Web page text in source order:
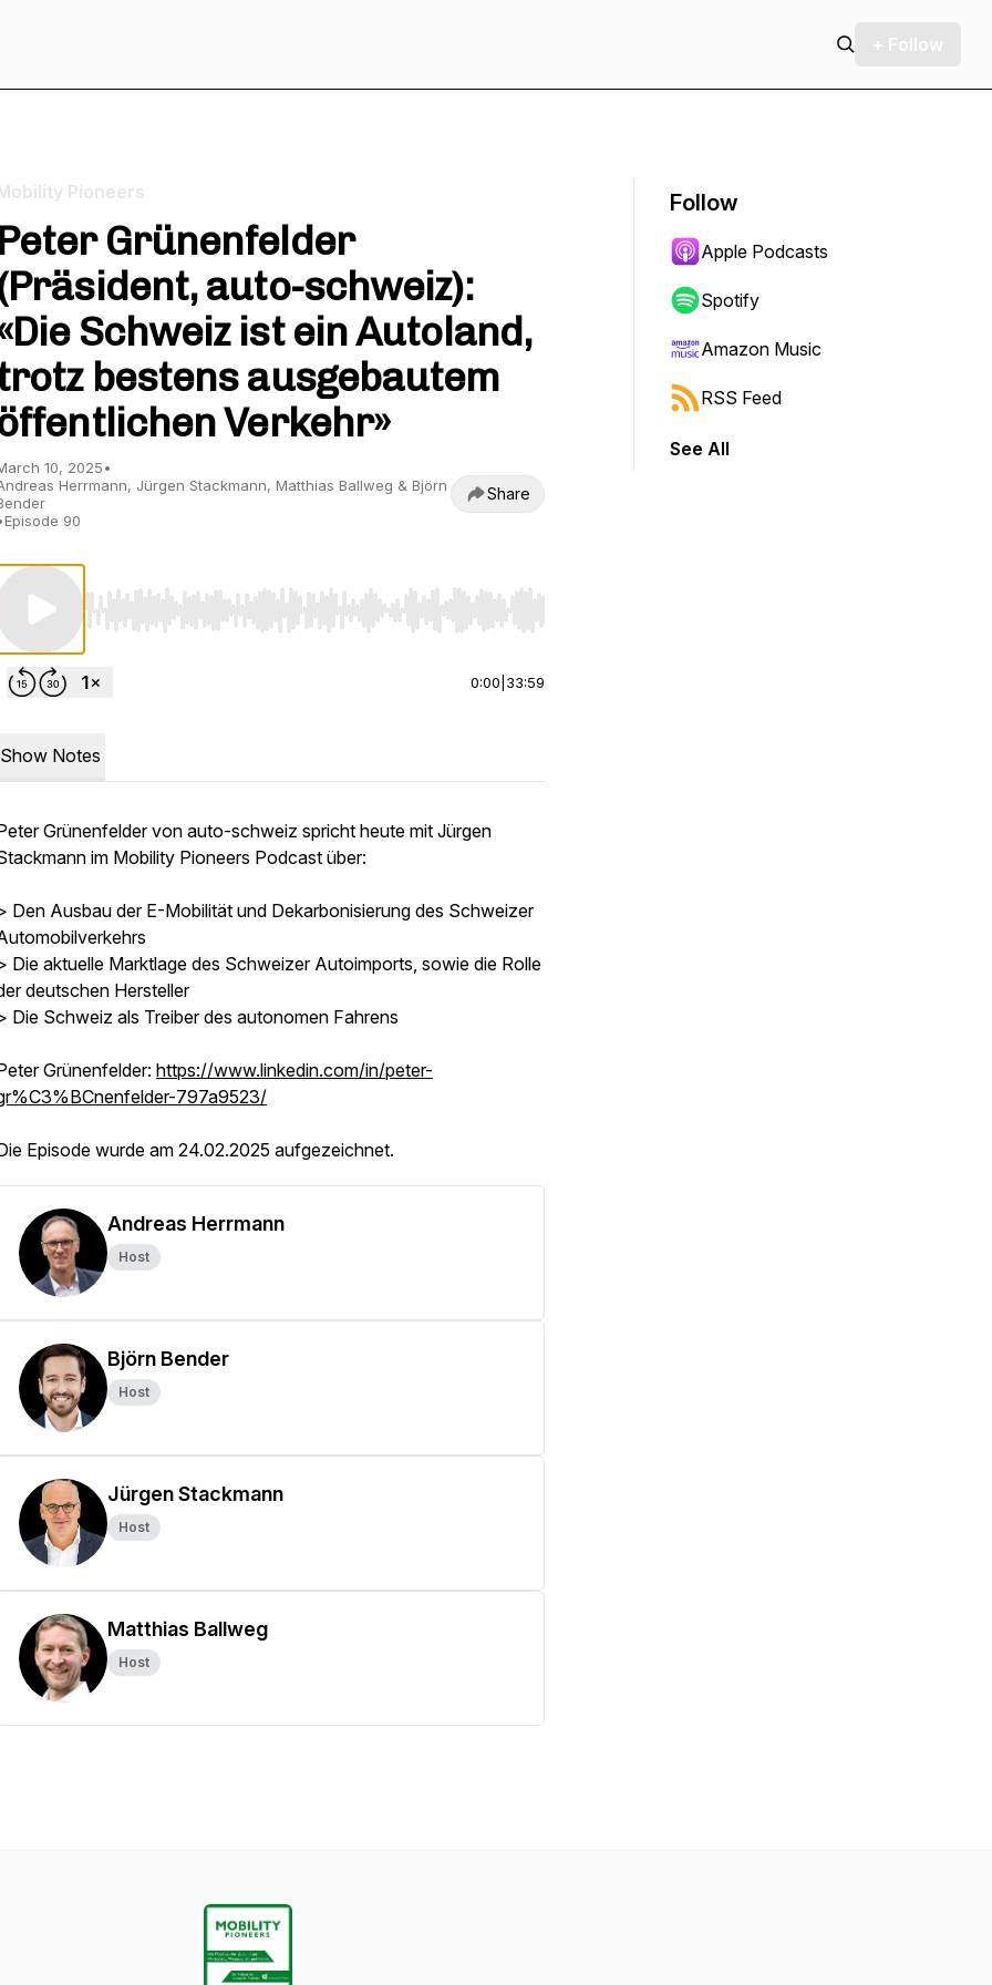
+ Follow
Pioneers
Peter Grünenfelder
auto-schweiz):
Schweiz ist ein Autoland,
bestens ausgebautem
Verkehr»
10, 2025•
Herrmann, Jürgen Stackmann, Matthias Ballweg & Björn
Episode 90
Share
Use Left/Right to seek, Home/End to jump to start or end. Hold shift to jump forward or backward.
0:00 33:59
Show Notes
Grünenfelder von auto-schweiz spricht heute mit Jürgen
im Mobility Pioneers Podcast über:
Den Ausbau der E-Mobilität und Dekarbonisierung des Schweizer
Die aktuelle Marktlage des Schweizer Autoimports, sowie die Rolle
deutschen Hersteller
Die Schweiz als Treiber des autonomen Fahrens
Grünenfelder: https://www.linkedin.com/in/peter-
797a9523/
Episode wurde am 24.02.2025 aufgezeichnet.
Andreas Herrmann
Host
Björn Bender
Host
Jürgen Stackmann
Host
Matthias Ballweg
Host
Follow
Apple Podcasts
Spotify
Amazon Music
RSS Feed
See All